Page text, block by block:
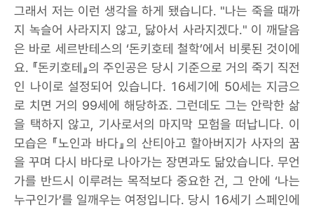
그래서 저는 이런 생각을 하게 됐습니다. "나는 죽을 때까
지 녹슬어 사라지지 않고, 닳아서 사라지겠다." 이 깨달음
은 바로 세르반테스의 ‘돈키호테 철학’에서 비롯된 것이에
요. 『돈키호테』의 주인공은 당시 기준으로 거의 죽기 직전
인 나이로 설정되어 있습니다. 16세기에 50세는 지금으
로 치면 거의 99세에 해당하죠. 그런데도 그는 안락한 삶
을 택하지 않고, 기사로서의 마지막 모험을 떠납니다. 이
모습은 『노인과 바다』의 산티아고 할아버지가 사자의 꿈
을 꾸며 다시 바다로 나아가는 장면과도 닮았습니다. 무언
가를 반드시 이루려는 목적보다 중요한 건, 그 안에 ‘나는
누구인가’를 일깨우는 여정입니다. 당시 16세기 스페인에